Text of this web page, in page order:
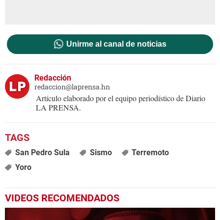
Unirme al canal de noticias
Redacción
redaccion@laprensa.hn
Artículo elaborado por el equipo periodístico de Diario
LA PRENSA.
San Pedro Sula Sismo
Terremoto
Yoro
VIDEOS RECOMENDADOS